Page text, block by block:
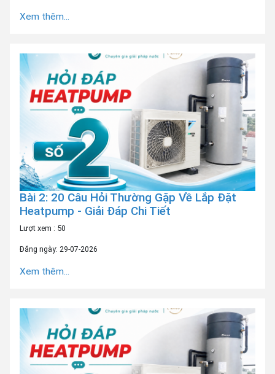
Xem thêm...
Bài 2: 20 Câu Hỏi Thường Gặp Về Lắp Đặt
Heatpump - Giải Đáp Chi Tiết
Lượt xem : 50
Đăng ngày: 29-07-2026
Xem thêm...